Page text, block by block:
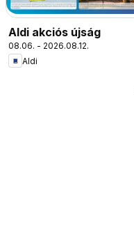
Aldi akciós újság
08.06. - 2026.08.12.
Aldi